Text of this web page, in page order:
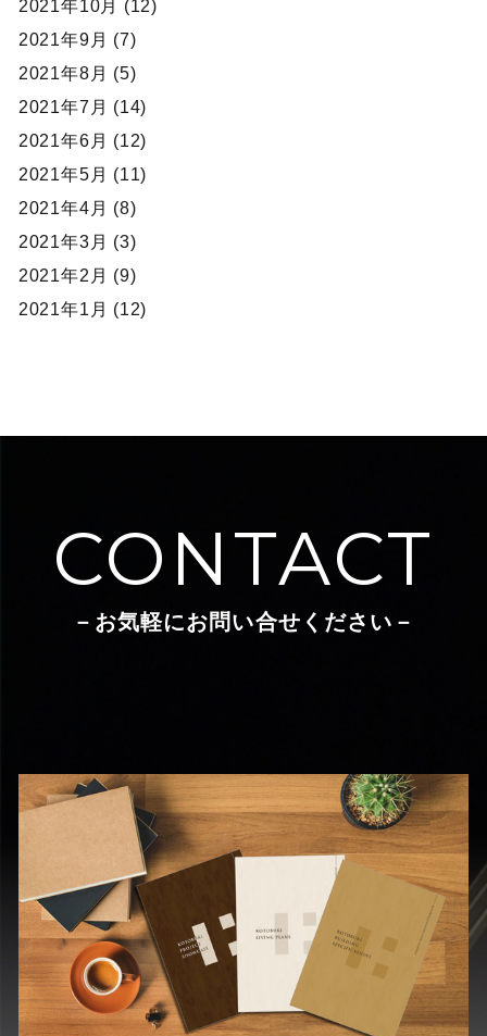
2021年10月 (12)
2021年9月 (7)
2021年8月 (5)
2021年7月 (14)
2021年6月 (12)
2021年5月 (11)
2021年4月 (8)
2021年3月 (3)
2021年2月 (9)
2021年1月 (12)
CONTACT
－お気軽にお問い合せください－